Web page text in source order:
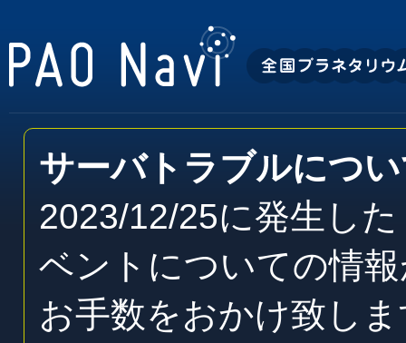
サーバトラブルにつ
2023/12/25に発生し
ベントについての情
お手数をおかけ致し